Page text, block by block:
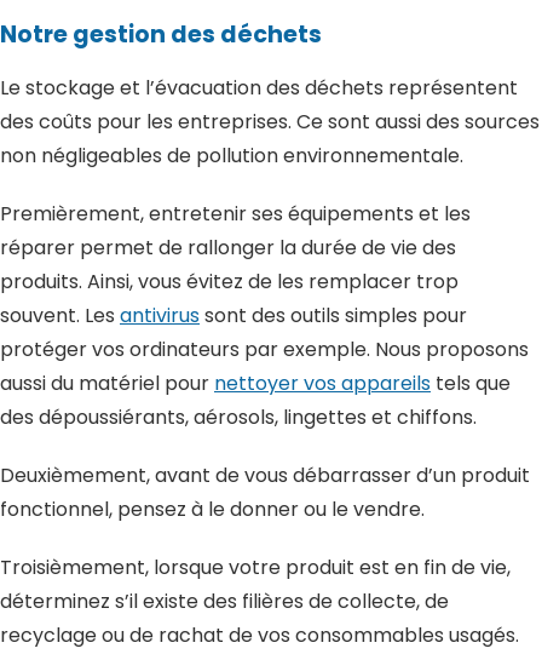
Notre gestion des déchets
Le stockage et l’évacuation des déchets représentent
des coûts pour les entreprises. Ce sont aussi des sources
non négligeables de pollution environnementale.
Premièrement, entretenir ses équipements et les
réparer permet de rallonger la durée de vie des
produits. Ainsi, vous évitez de les remplacer trop
souvent. Les antivirussont des outils simples pour
protéger vos ordinateurs par exemple. Nous proposons
aussi du matériel pour nettoyer vos appareils tels que
des dépoussiérants, aérosols, lingettes et chiffons.
Deuxièmement, avant de vous débarrasser d’un produit
fonctionnel, pensez à le donner ou le vendre.
Troisièmement, lorsque votre produit est en fin de vie,
déterminez s’il existe des filières de collecte, de
recyclage ou de rachat de vos consommables usagés.